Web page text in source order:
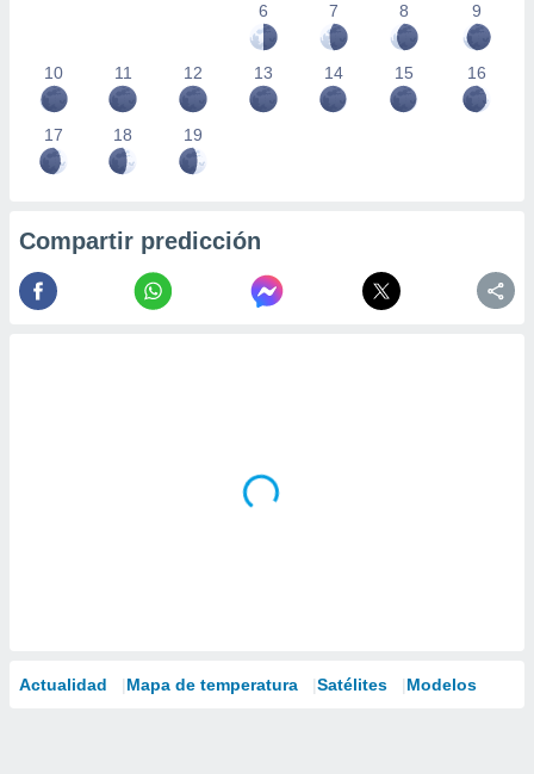
6
7 8 9
10 11 12 13 14 15 16
17 18 19
Compartir predicción
Actualidad Mapa de temperatura Satélites Modelos